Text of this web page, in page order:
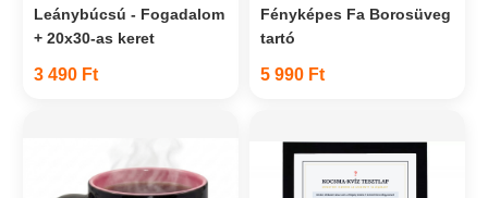
Leánybúcsú - Fogadalom
+ 20x30-as keret
3 490 Ft
Fényképes Fa Borosüveg
tartó
5 990 Ft